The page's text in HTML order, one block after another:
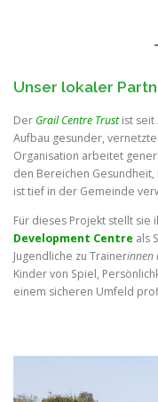
Unser lokaler
Der Grail Centre Trustist seit
Aufbau gesunder,
Organisation arbeitet
den Bereichen Gesundheit,
ist tief in der Gemeinde
Für dieses Projekt stellt sie
Development Centre als
Jugendliche zu Trainerinnen
Kinder von Spiel,
einem sicheren Umfeld